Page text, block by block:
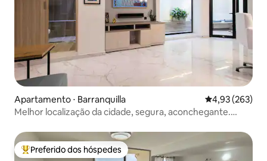
Apartamento ⋅ Barranquilla 4,93 de uma
4,93 (263)
Melhor localização da cidade, segura, aconchegante.
Entre os melhores preferidos dos hóspedes
Preferido dos hóspedes